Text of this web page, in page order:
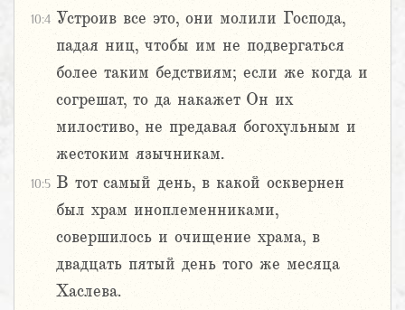
10:4 Устроив все это, они молили Господа,
падая ниц, чтобы им не подвергаться
более таким бедствиям; если же когда и
согрешат, то да накажет Он их
милостиво, не предавая богохульным и
жестоким язычникам.
10:5 В тот самый день, в какой осквернен
был храм иноплеменниками,
совершилось и очищение храма, в
двадцать пятый день того же месяца
Хаслева.